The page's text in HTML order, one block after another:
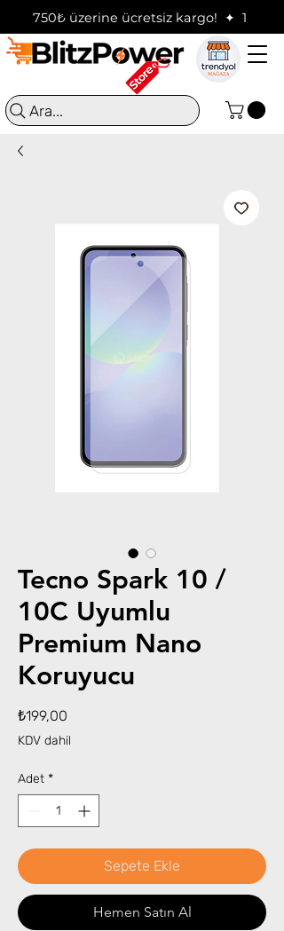
750₺ üzerine ücretsiz kargo!  ✦
Ara...
Tecno Spark 10 /
10C Uyumlu
Premium Nano
Koruyucu
₺199,00
KDV dahil
Adet *
Sepete Ekle
Hemen Satın Al